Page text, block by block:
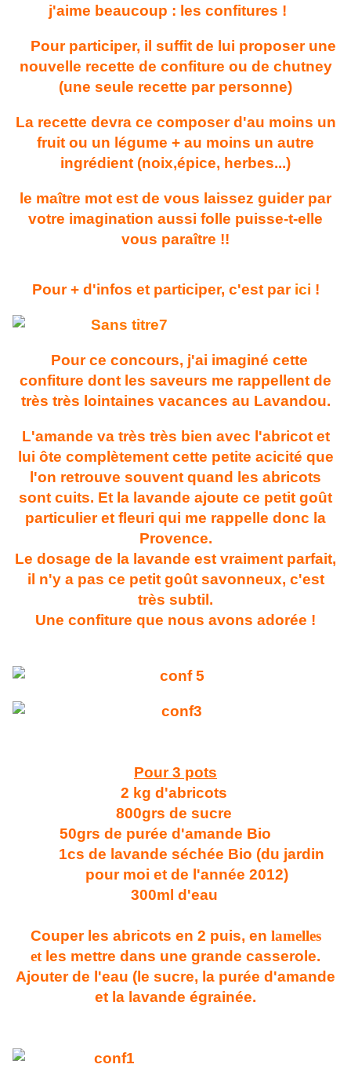
j'aime beaucoup : les confitures !
Pour participer, il suffit de lui proposer une
nouvelle recette de confiture ou de chutney
(une seule recette par personne)
La recette devra ce composer d'au moins un
fruit ou un légume + au moins un autre
ingrédient (noix,épice, herbes...)
le maître mot est de vous laissez guider par
votre imagination aussi folle puisse-t-elle
vous paraître !!
Pour + d'infos et participer, c'est par ici !
Pour ce concours, j'ai imaginé cette
confiture dont les saveurs me rappellent de
très très lointaines vacances au Lavandou.
L'amande va très très bien avec l'abricot et
lui ôte complètement cette petite acicité que
l'on retrouve souvent quand les abricots
sont cuits. Et la lavande ajoute ce petit goût
particulier et fleuri qui me rappelle donc la
Provence.
Le dosage de la lavande est vraiment parfait,
il n'y a pas ce petit goût savonneux, c'est
très subtil.
Une confiture que nous avons adorée !
Pour 3 pots
2 kg d'abricots
800grs de sucre
50grs de purée d'amande Bio
1cs de lavande séchée Bio (du jardin
pour moi et de l'année 2012)
300ml d'eau
Couper les abricots en 2 puis, en lamelles
et les mettre dans une grande casserole.
Ajouter de l'eau (le sucre, la purée d'amande
et la lavande égrainée.